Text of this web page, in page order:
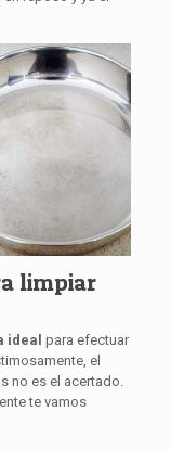
limpiar
ideal para efectuar
el
no es el acertado.
te vamos